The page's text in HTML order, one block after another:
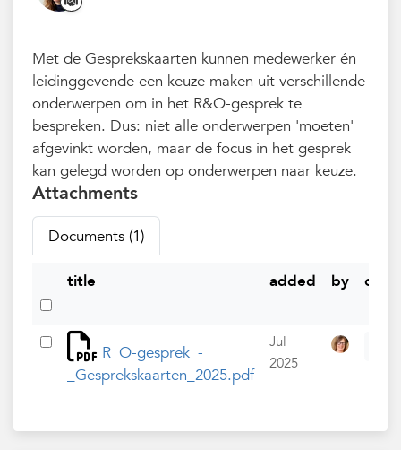
Met de Gesprekskaarten kunnen medewerker én
leidinggevende een keuze maken uit verschillende
onderwerpen om in het R&O-gesprek te
bespreken. Dus: niet alle onderwerpen 'moeten'
afgevinkt worden, maar de focus in het gesprek
kan gelegd worden op onderwerpen naar keuze.
Attachments
Documents (1)
title added by
R_O-gesprek_-
_Gesprekskaarten_2025.pdf
Jul
2025